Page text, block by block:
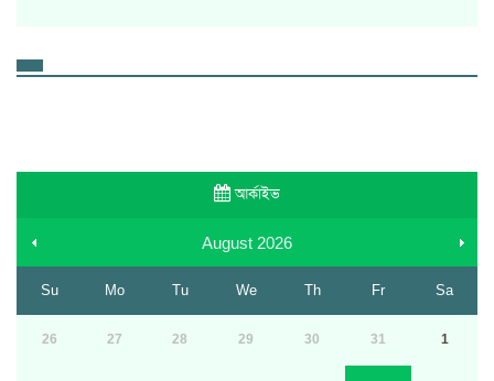
আর্কাইভ
August 2026
Su Mo Tu We Th Fr Sa
26 27 28 29 30 31 1